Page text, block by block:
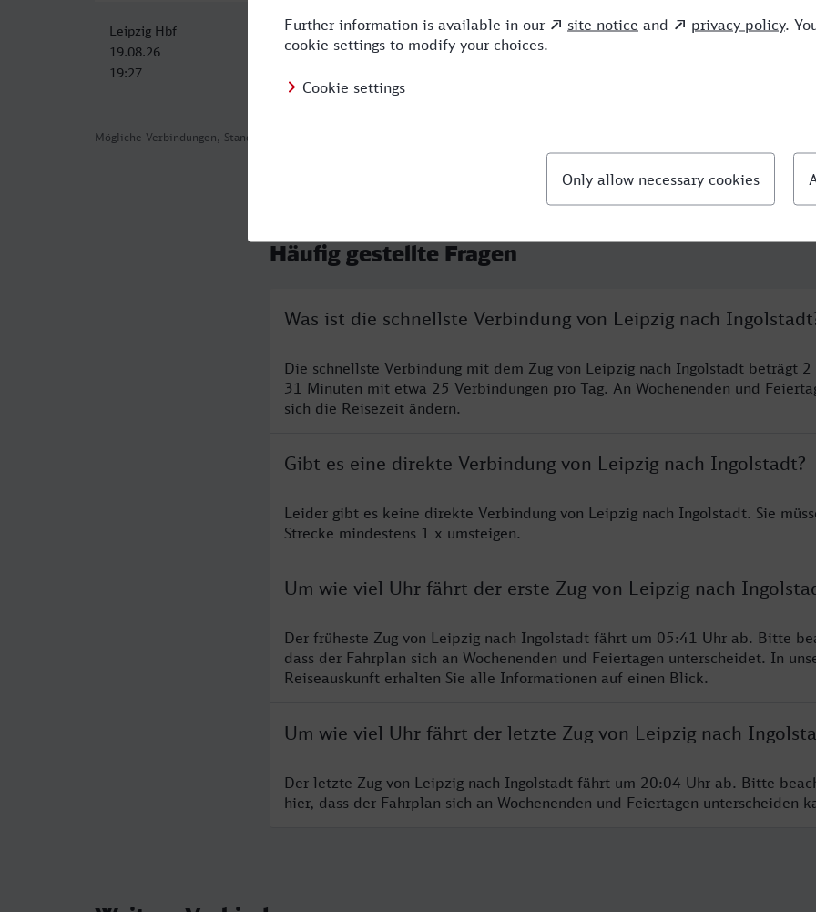
Mögliche Verbindungen, Stand: 2026-08-05 08:28
Leipzig Hbf
19.08.26
19:27
Ingolstadt Hbf
19.08.26
3:11 1 ICE
Häufig gestellte Fragen
Was ist die schnellste Verbindung von Leipzig nach
Die schnellste Verbindung mit dem Zug von Leipzig nach Ingolstadt beträgt 2
31 Minuten mit etwa 25 Verbindungen pro Tag. An Wochenenden und
sich die Reisezeit ändern.
Gibt es eine direkte Verbindung von Leipzig nach Ingolstadt?
Leider gibt es keine direkte Verbindung von Leipzig nach Ingolstadt. Sie
Strecke mindestens 1 x umsteigen.
Um wie viel Uhr fährt der erste Zug von Leipzig nach
Der früheste Zug von Leipzig nach Ingolstadt fährt um 05:41 Uhr ab. Bitte
dass der Fahrplan sich an Wochenenden und Feiertagen unterscheidet. In
Reiseauskunft erhalten Sie alle Informationen auf einen Blick.
Um wie viel Uhr fährt der letzte Zug von Leipzig nach
Der letzte Zug von Leipzig nach Ingolstadt fährt um 20:04 Uhr ab. Bitte
hier, dass der Fahrplan sich an Wochenenden und Feiertagen unterscheiden